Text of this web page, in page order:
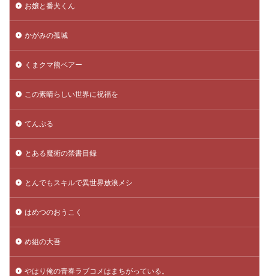
お嬢と番犬くん
かがみの孤城
くまクマ熊ベアー
この素晴らしい世界に祝福を
てんぷる
とある魔術の禁書目録
とんでもスキルで異世界放浪メシ
はめつのおうこく
め組の大吾
やはり俺の青春ラブコメはまちがっている。